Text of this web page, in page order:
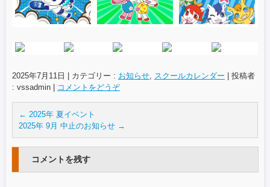
2025年7月11日 カテゴリー : お知らせ, スクールカレンダー
投稿者
: vssadmin
コメントをどうぞ
← 2025年 夏イベント
2025年 9月 中止のお知らせ →
コメントを残す